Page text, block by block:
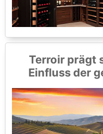
Terroir prägt
Einfluss der